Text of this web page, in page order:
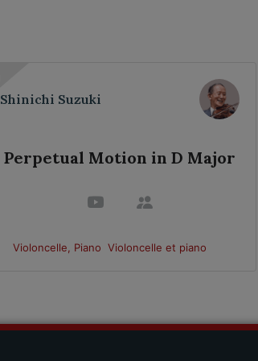
Shinichi Suzuki
Perpetual Motion in D Major
Violoncelle, Piano Violoncelle et piano